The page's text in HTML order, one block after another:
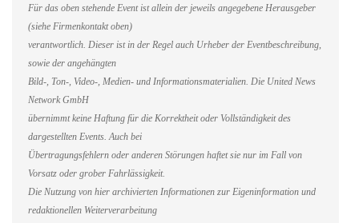
Für das oben stehende Event ist allein der jeweils angegebene Herausgeber
(siehe Firmenkontakt oben)
verantwortlich. Dieser ist in der Regel auch Urheber der Eventbeschreibung,
sowie der angehängten
Bild-, Ton-, Video-, Medien- und Informationsmaterialien. Die United News
Network GmbH
übernimmt keine Haftung für die Korrektheit oder Vollständigkeit des
dargestellten Events. Auch bei
Übertragungsfehlern oder anderen Störungen haftet sie nur im Fall von
Vorsatz oder grober Fahrlässigkeit.
Die Nutzung von hier archivierten Informationen zur Eigeninformation und
redaktionellen Weiterverarbeitung